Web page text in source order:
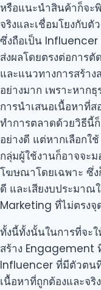
หรือแนะนำสินค้าก็จะ
จริงและเชื่อมโยงกับ
ซึ่งถือเป็น
ส่งผลโดยตรงต่อการ
และแนวทางการสร้า
อย่างมาก เพราะหาก
การนำเสนอเนื้อหาที่
ทำการตลาดด้วยวิธีนี้
อย่างดี แต่หากเลือกใ
กลุ่มผู้ใช้งานก็อาจจะ
โฆษณาโดยเฉพาะ ซึ่ง
ดี และเสียงบประมา
Marketing ที่ไม่ตรงจุ
ทั้งนี้ทั้งนั้นในการที่จะ
สร้าง Engagement
Influencer ที่มีตัวตน
เนื้อหาที่ถูกต้องและจริ